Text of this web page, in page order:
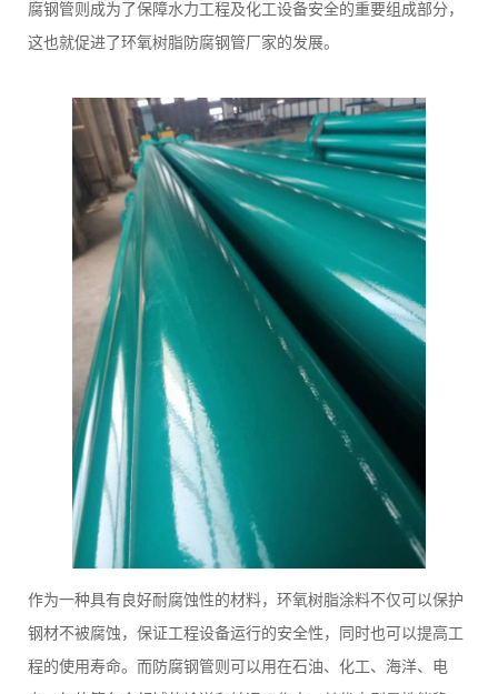
腐钢管则成为了保障水力工程及化工设备安全的重要组成部分，
这也就促进了环氧树脂防腐钢管厂家的发展。
作为一种具有良好耐腐蚀性的材料，环氧树脂涂料不仅可以保护
钢材不被腐蚀，保证工程设备运行的安全性，同时也可以提高工
程的使用寿命。而防腐钢管则可以用在石油、化工、海洋、电